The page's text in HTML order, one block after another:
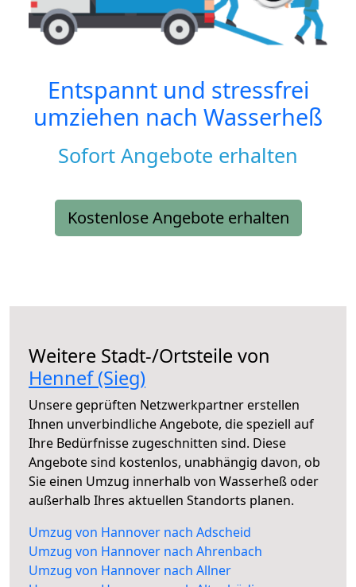
Entspannt und stressfrei
umziehen nach Wasserheß
Sofort Angebote erhalten
Kostenlose Angebote erhalten
Weitere Stadt-/Ortsteile von
Hennef (Sieg)
Unsere geprüften Netzwerkpartner erstellen
Ihnen unverbindliche Angebote, die speziell auf
Ihre Bedürfnisse zugeschnitten sind. Diese
Angebote sind kostenlos, unabhängig davon, ob
Sie einen Umzug innerhalb von Wasserheß oder
außerhalb Ihres aktuellen Standorts planen.
Umzug von Hannover nach Adscheid
Umzug von Hannover nach Ahrenbach
Umzug von Hannover nach Allner